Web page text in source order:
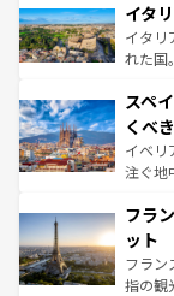
イタ
イタリ
れた国。
ろん
景など
ピザ
できる
なお、
しい。
スペ
くべ
イベリ
注ぐ地
文化が
れる闘
る。首
アート
フラ
ット
フラン
指の観